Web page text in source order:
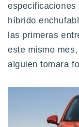
híbrido
las primeras
este mismo
alguien tomara